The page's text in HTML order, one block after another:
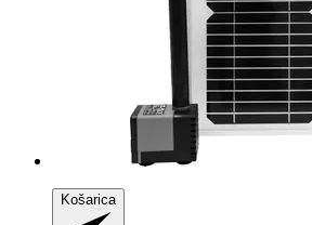
Košarica